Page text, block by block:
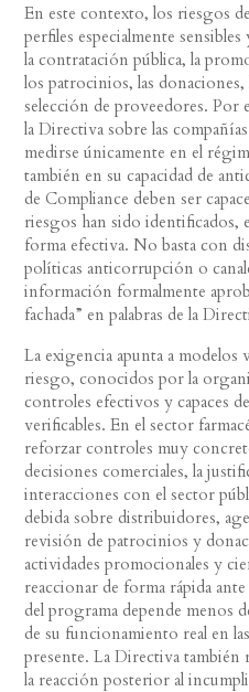
En este contexto, los riesgos
perfiles especialmente
la contratación pública, la
los patrocinios, las
selección de proveedores. Por
la Directiva sobre las
medirse únicamente en el
también en su capacidad de
de Compliance deben ser
riesgos han sido identificados,
forma efectiva. No basta con
políticas anticorrupción o
información formalmente
fachada” en palabras de la
La exigencia apunta a
riesgo, conocidos por la
controles efectivos y capaces
verificables. En el sector
reforzar controles muy
decisiones comerciales, la
interacciones con el sector
debida sobre distribuidores,
revisión de patrocinios y
actividades promocionales y
reaccionar de forma rápida
del programa depende menos
de su funcionamiento real en
presente. La Directiva también
la reacción posterior al